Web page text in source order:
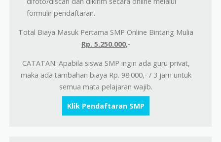
formulir pendaftaran.
Total Biaya Masuk Pertama SMP Online Bintang Mulia
Rp. 5.250.000,-
CATATAN: Apabila siswa SMP ingin ada guru privat,
maka ada tambahan biaya Rp. 98.000,- / 3 jam untuk
semua mata pelajaran wajib.
Klik Pendaftaran SMP